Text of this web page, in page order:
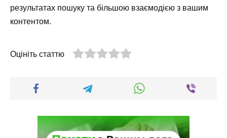
результатах пошуку та більшою взаємодією з вашим
контентом.
Оцініть статтю